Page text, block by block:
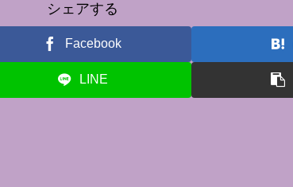
シェアする
Facebook
LINE